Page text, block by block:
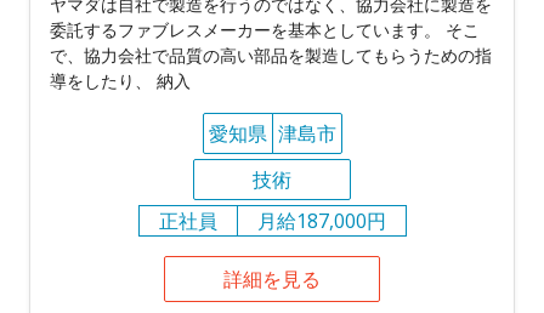
委託するファブレスメーカーを基本としています。 そこ
で、協力会社で品質の高い部品を製造してもらうための指
導をしたり、 納入
愛知県 津島市
技術
正社員
月給187,000円
詳細を見る